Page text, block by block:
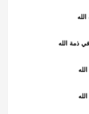
ذمة الله